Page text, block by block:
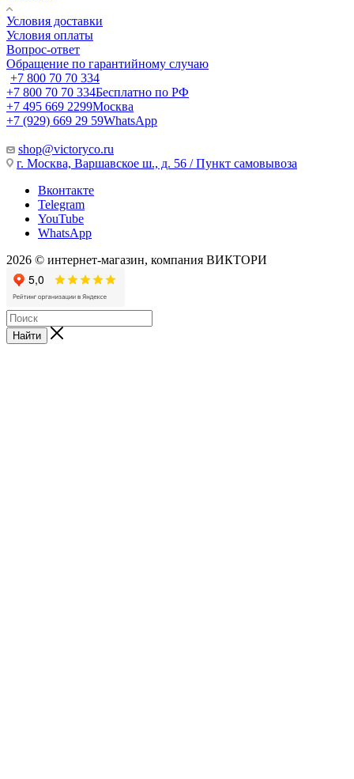
Условия доставки
Условия оплаты
Вопрос-ответ
Обращение по гарантийному случаю
+7 800 70 70 334
+7 800 70 70 334Бесплатно по РФ
+7 495 669 2299Москва
+7 (929) 669 29 59WhatsApp
shop@victoryco.ru
г. Москва, Варшавское ш., д. 56 / Пункт самовывоза
Вконтакте
Telegram
YouTube
WhatsApp
2026 © интернет-магазин, компания ВИКТОРИ
Найти